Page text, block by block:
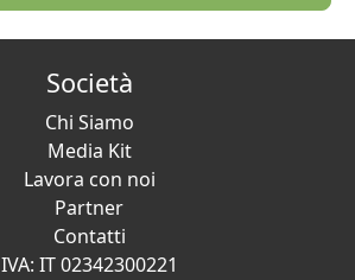
Società
Chi Siamo
Media Kit
Lavora con noi
Partner
Contatti
IVA: IT 02342300221